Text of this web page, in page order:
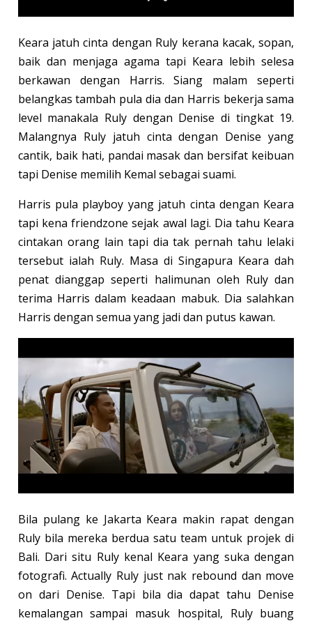
Keara jatuh cinta dengan Ruly kerana kacak, sopan,
baik dan menjaga agama tapi Keara lebih selesa
berkawan dengan Harris. Siang malam seperti
belangkas tambah pula dia dan Harris bekerja sama
level manakala Ruly dengan Denise di tingkat 19.
Malangnya Ruly jatuh cinta dengan Denise yang
cantik, baik hati, pandai masak dan bersifat keibuan
tapi Denise memilih Kemal sebagai suami.
Harris pula playboy yang jatuh cinta dengan Keara
tapi kena friendzone sejak awal lagi. Dia tahu Keara
cintakan orang lain tapi dia tak pernah tahu lelaki
tersebut ialah Ruly. Masa di Singapura Keara dah
penat dianggap seperti halimunan oleh Ruly dan
terima Harris dalam keadaan mabuk. Dia salahkan
Harris dengan semua yang jadi dan putus kawan.
Bila pulang ke Jakarta Keara makin rapat dengan
Ruly bila mereka berdua satu team untuk projek di
Bali. Dari situ Ruly kenal Keara yang suka dengan
fotografi. Actually Ruly just nak rebound dan move
on dari Denise. Tapi bila dia dapat tahu Denise
kemalangan sampai masuk hospital, Ruly buang